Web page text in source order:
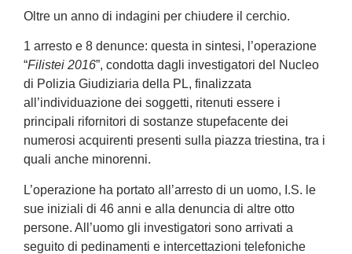
Oltre un anno di indagini per chiudere il cerchio.
1 arresto e 8 denunce: questa in sintesi, l’operazione
“Filistei 2016”, condotta dagli investigatori del Nucleo
di Polizia Giudiziaria della PL, finalizzata
all’individuazione dei soggetti, ritenuti essere i
principali rifornitori di sostanze stupefacente dei
numerosi acquirenti presenti sulla piazza triestina, tra i
quali anche minorenni.
L’operazione ha portato all’arresto di un uomo, I.S. le
sue iniziali di 46 anni e alla denuncia di altre otto
persone. All’uomo gli investigatori sono arrivati a
seguito di pedinamenti e intercettazioni telefoniche